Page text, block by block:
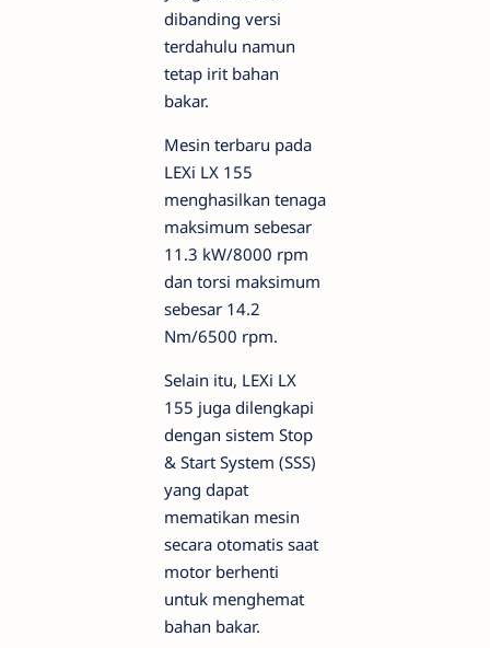
dibanding versi
terdahulu namun
tetap irit bahan
bakar.
Mesin terbaru pada
LEXi LX 155
menghasilkan tenaga
maksimum sebesar
11.3 kW/8000 rpm
dan torsi maksimum
sebesar 14.2
Nm/6500 rpm.
Selain itu, LEXi LX
155 juga dilengkapi
dengan sistem Stop
& Start System (SSS)
yang dapat
mematikan mesin
secara otomatis saat
motor berhenti
untuk menghemat
bahan bakar.